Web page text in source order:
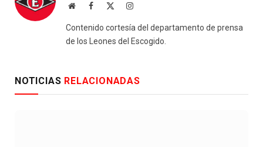
WebsiteFacebook Instagram
Contenido cortesía del departamento de prensa
de los Leones del Escogido.
NOTICIAS RELACIONADAS